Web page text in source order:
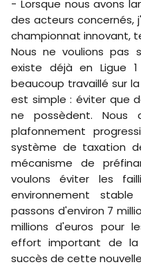
- Lorsque nous avons
des acteurs concernés,
championnat innovant,
Nous ne voulions pas
existe déjà en Ligue
beaucoup travaillé sur
est simple : éviter que
ne possèdent.
plafonnement
système de taxation
mécanisme de
voulons éviter les
environnement
passons d'environ 7
millions d'euros pour
effort important de la
succès de cette